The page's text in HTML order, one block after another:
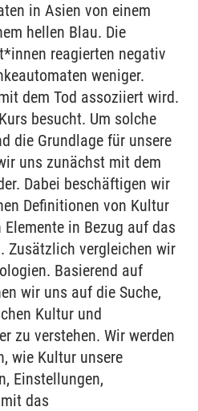
in Asien von einem
hellen Blau. Die
reagierten negativ
weniger.
dem Tod assoziiert wird.
besucht. Um solche
die Grundlage für unsere
uns zunächst mit dem
Dabei beschäftigen wir
Definitionen von Kultur
in Bezug auf das
Zusätzlich vergleichen wir
Basierend auf
wir uns auf die Suche,
Kultur und
zu verstehen. Wir werden
wie Kultur unsere
Einstellungen,
das